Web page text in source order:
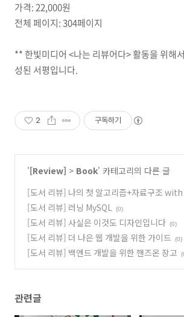
가격: 22,000원
전체 페이지: 304페이지
** 한빛미디어 <나는 리뷰어다> 활동을 위해
성된 서평입니다.
2 구독하기
'[Review] > Book' 카테고리의 다른 글
[도서 리뷰] 나의 첫 알고리즘+자료구조
이썬
(0)
[도서 리뷰] 러닝 MySQL (0)
[도서 리뷰] 사실은 이것도 디자인입니다 (0)
[도서 리뷰] 더 나은 웹 개발을 위한 가이드 (0)
[도서 리뷰] 백엔드 개발을 위한 핸즈온 장고
관련글